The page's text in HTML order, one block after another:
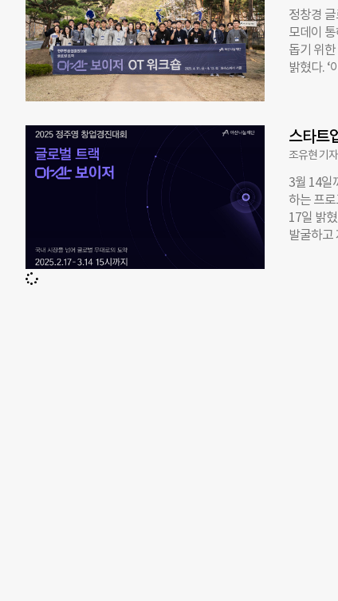
한해 재
발 팀에
류형 캠
의 글로
수행하
다. 이 가
진다. 대
정창경
모데이
돕기 위
밝혔다.
이비스 ▲
퓨틱스 ▲
곳이다.
비즈니스
500만 원
자격과
에 필요
스타트
조유현 기자
3월 14일
하는 프
17일 밝
발굴하고